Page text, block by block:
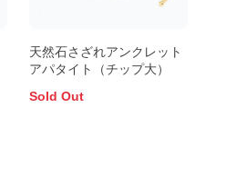
天然石さざれアンクレット
アパタイト（チップ大）
Sold Out